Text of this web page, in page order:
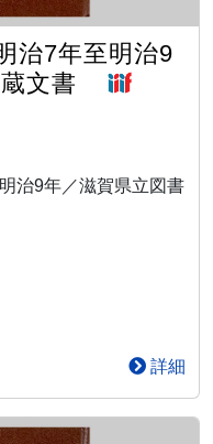
治7年至明治9
蔵文書
治9年／滋賀県立図書
詳細